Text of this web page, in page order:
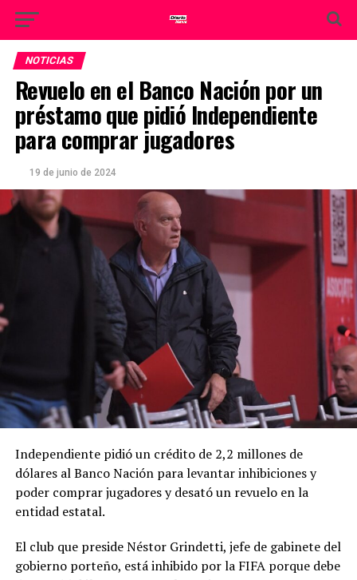
NOTICIAS
Revuelo en el Banco Nación por un
préstamo que pidió Independiente
para comprar jugadores
19 de junio de 2024
Independiente pidió un crédito de 2,2 millones de
dólares al Banco Nación para levantar inhibiciones y
poder comprar jugadores y desató un revuelo en la
entidad estatal.
El club que preside Néstor Grindetti, jefe de gabinete del
gobierno porteño, está inhibido por la FIFA porque debe